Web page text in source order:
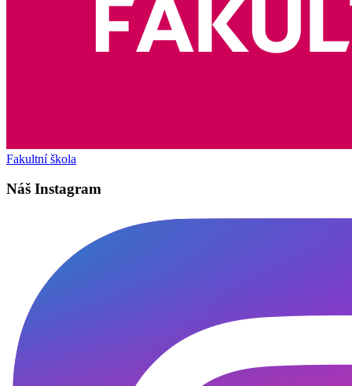
Fakultní škola
Náš Instagram